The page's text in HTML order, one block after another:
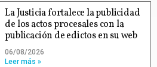
La Justicia fortalece la publicidad
de los actos procesales con la
publicación de edictos en su web
06/08/2026
Leer más »